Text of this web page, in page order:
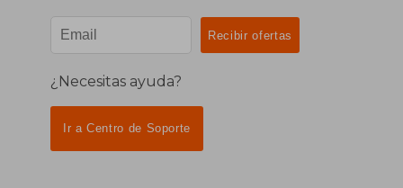
¿Necesitas ayuda?
Ir a Centro de Soporte